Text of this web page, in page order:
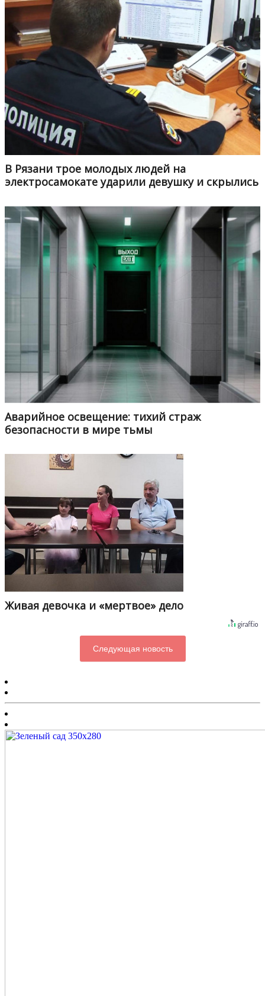
В Рязани трое молодых людей на
электросамокате ударили девушку и скрылись
Аварийное освещение: тихий страж
безопасности в мире тьмы
Живая девочка и «мертвое» дело
Следующая новость